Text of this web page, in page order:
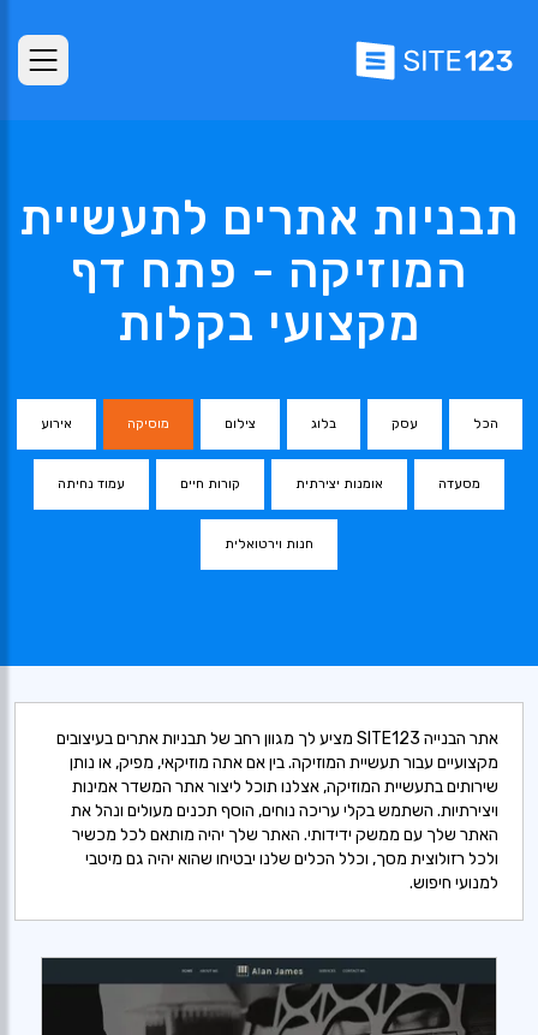
תבניות אתרים לתעשיית
המוזיקה - פתח דף
מקצועי בקלות
הכל עסק בלוג צילום מוסיקה אירוע
מסעדה אומנות יצירתית קורות חיים עמוד נחיתה
חנות וירטואלית
אתר הבנייה SITE123 מציע לך מגוון רחב של תבניות אתרים בעיצובים
מקצועיים עבור תעשיית המוזיקה. בין אם אתה מוזיקאי, מפיק, או נותן
שירותים בתעשיית המוזיקה, אצלנו תוכל ליצור אתר המשדר אמינות
ויצירתיות. השתמש בקלי עריכה נוחים, הוסף תכנים מעולים ונהל את
האתר שלך עם ממשק ידידותי. האתר שלך יהיה מותאם לכל מכשיר
ולכל רזולוצית מסך, וכלל הכלים שלנו יבטיחו שהוא יהיה גם מיטבי
למנועי חיפוש.